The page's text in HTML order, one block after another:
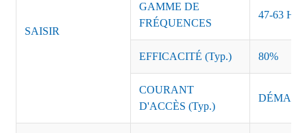
SAISIR
GAMME DE
FRÉQUENCES
47-63 Hz
EFFICACITÉ (Typ.) 80%
COURANT
D'ACCÈS (Typ.)